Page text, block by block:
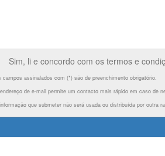
Sim, li e concordo com os termos e
campos assinalados com (*) são de preenchimento obrigatório.
de e-mail permite um contacto mais rápido em caso de
que submeter não será usada ou distribuída por outra